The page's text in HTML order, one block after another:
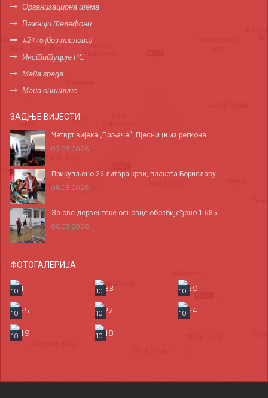
Организациона шема
Важнији телефони
#2176 (без наслова)
Институције РС
Мапа града
Мапа општине
ЗАДЊЕ ВИЈЕСТИ
Четврт вијека „Прљаче“: Пјесници из региона...
07.08.2026
Прикупљено 26 литара крви, плакета Бориславу...
06.08.2026
За све дервентске основце обезбијеђено 1.685...
06.08.2026
ФОТОГАЛЕРИЈА
10 10
10
10
10
10
10
10